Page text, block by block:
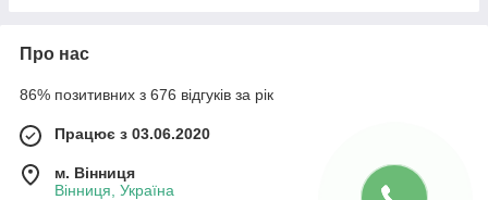
Про нас
86% позитивних з 676 відгуків за рік
Працює з 03.06.2020
м. Вінниця
Вінниця, Україна